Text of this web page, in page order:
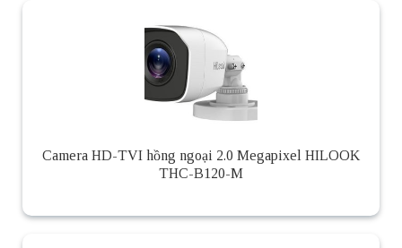
Camera HD-TVI hồng ngoại 2.0 Megapixel HILOOK
THC-B120-M